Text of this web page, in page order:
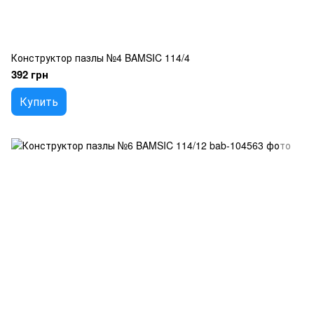
Конструктор пазлы №4 BAMSIC 114/4
392 грн
Купить